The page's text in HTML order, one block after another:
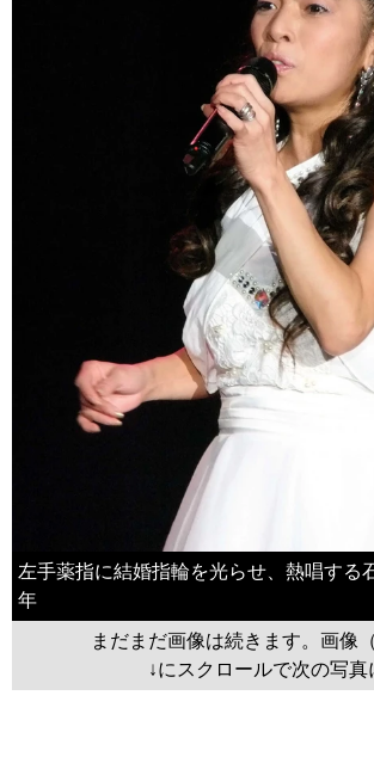
左手薬指に結婚指輪を光らせ、熱唱する
年
まだまだ画像は続きます。画像
↓にスクロールで次の写真